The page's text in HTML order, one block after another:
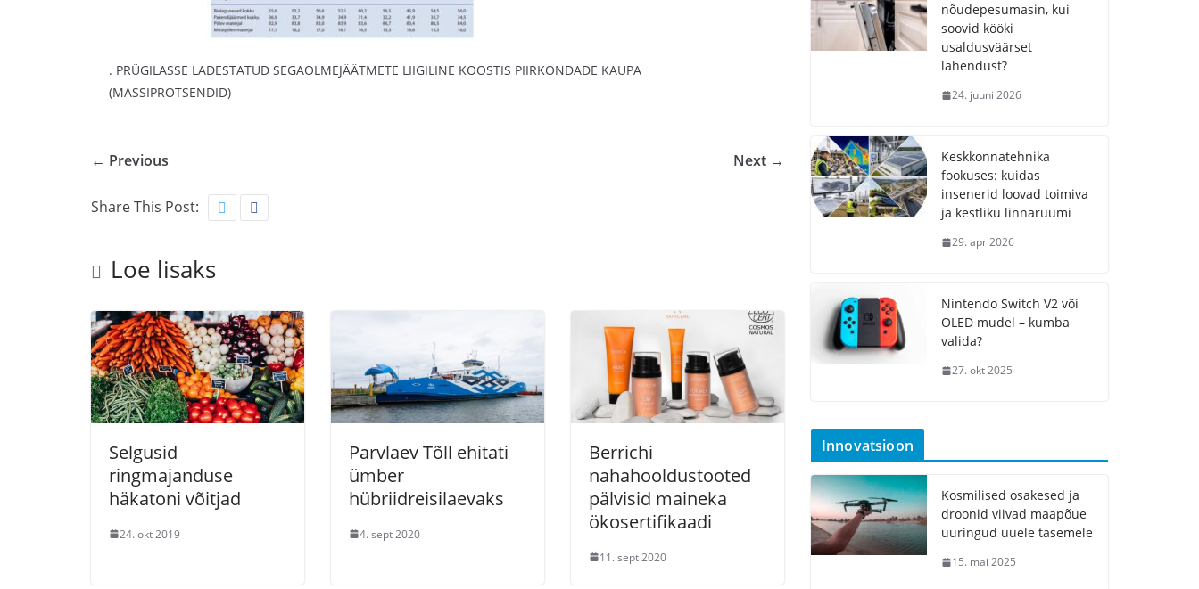
. PRÜGILASSE LADESTATUD SEGAOLMEJÄÄTMETE LIIGILINE KOOSTIS PIIRKONDADE KAUPA
(MASSIPROTSENDID)
← Previous Next →
Share This Post:
Loe lisaks
Selgusid
ringmajanduse
häkatoni võitjad
24. okt 2019
Parvlaev Tõll ehitati
ümber
hübriidreisilaevaks
4. sept 2020
Berrichi
nahahooldustooted
pälvisid maineka
ökosertifikaadi
11. sept 2020
nõudepesumasin, kui
soovid kööki
usaldusväärset
lahendust?
24. juuni 2026
Keskkonnatehnika
fookuses: kuidas
insenerid loovad toimiva
ja kestliku linnaruumi
29. apr 2026
Nintendo Switch V2 või
OLED mudel – kumba
valida?
27. okt 2025
Innovatsioon
Kosmilised osakesed ja
droonid viivad maapõue
uuringud uuele tasemele
15. mai 2025